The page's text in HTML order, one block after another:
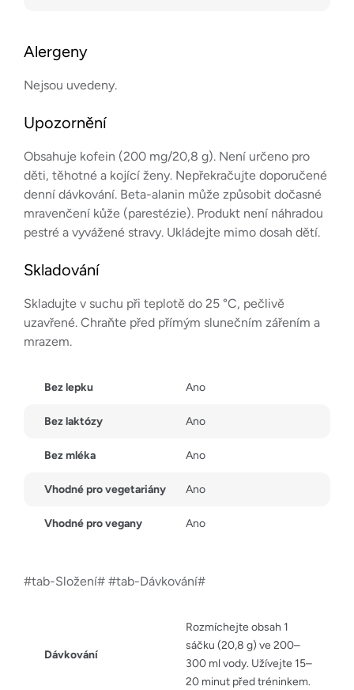
Alergeny
Nejsou uvedeny.
Upozornění
Obsahuje kofein (200 mg/20,8 g). Není určeno pro
děti, těhotné a kojící ženy. Nepřekračujte doporučené
denní dávkování. Beta-alanin může způsobit dočasné
mravenčení kůže (parestézie). Produkt není náhradou
pestré a vyvážené stravy. Ukládejte mimo dosah dětí.
Skladování
Skladujte v suchu při teplotě do 25 °C, pečlivě
uzavřené. Chraňte před přímým slunečním zářením a
mrazem.
Bez lepku Ano
Bez laktózy Ano
Bez mléka Ano
Vhodné pro vegetariány Ano
Vhodné pro vegany Ano
#tab-Složení# #tab-Dávkování#
Dávkování
Rozmíchejte obsah 1
sáčku (20,8 g) ve 200–
300 ml vody. Užívejte 15–
20 minut před tréninkem.